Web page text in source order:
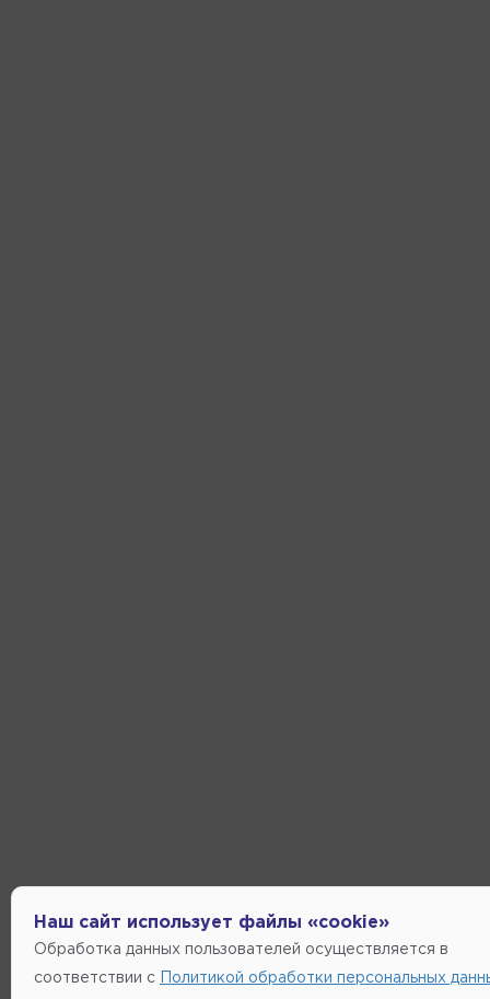
Наш сайт использует файлы «cookie»
Обработка данных пользователей осуществляется в
соответствии с Политикой обработки персональных